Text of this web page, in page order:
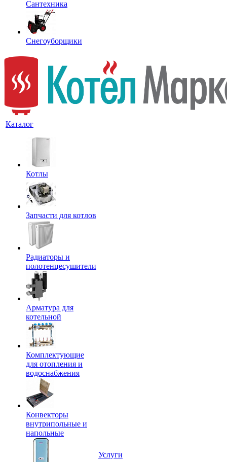
Сантехника
Снегоуборщики
Каталог
Котлы
Запчасти для котлов
Радиаторы и
полотенцесушители
Арматура для
котельной
Комплектующие
для отопления и
водоснабжения
Конвекторы
внутрипольные и
напольные
Услуги